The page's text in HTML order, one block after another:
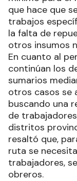
que hace que
trabajos
la falta de
otros insumos
En cuanto al
continúan los
sumarios
otros casos se
buscando una
de
distritos
resaltó que,
ruta se
trabajadores,
obreros.